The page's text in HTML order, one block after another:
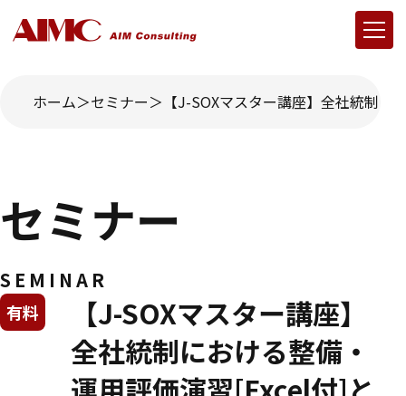
ホーム セミナー 【J-SOXマスター講座】全社統制
セミナー
SEMINAR
【J-SOXマスター講座】
全社統制における整備・
有料